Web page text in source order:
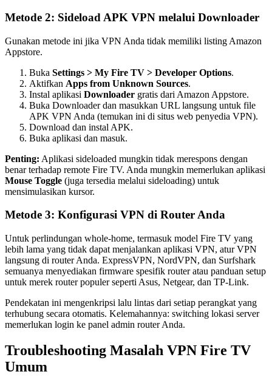
Metode 2: Sideload APK VPN melalui Downloader
Gunakan metode ini jika VPN Anda tidak memiliki listing Amazon
Appstore.
Buka Settings > My Fire TV > Developer Options.
Aktifkan Apps from Unknown Sources.
Instal aplikasi Downloader gratis dari Amazon Appstore.
Buka Downloader dan masukkan URL langsung untuk file
APK VPN Anda (temukan ini di situs web penyedia VPN).
Download dan instal APK.
Buka aplikasi dan masuk.
Penting: Aplikasi sideloaded mungkin tidak merespons dengan
benar terhadap remote Fire TV. Anda mungkin memerlukan aplikasi
Mouse Toggle (juga tersedia melalui sideloading) untuk
mensimulasikan kursor.
Metode 3: Konfigurasi VPN di Router Anda
Untuk perlindungan whole-home, termasuk model Fire TV yang
lebih lama yang tidak dapat menjalankan aplikasi VPN, atur VPN
langsung di router Anda. ExpressVPN, NordVPN, dan Surfshark
semuanya menyediakan firmware spesifik router atau panduan setup
untuk merek router populer seperti Asus, Netgear, dan TP-Link.
Pendekatan ini mengenkripsi lalu lintas dari setiap perangkat yang
terhubung secara otomatis. Kelemahannya: switching lokasi server
memerlukan login ke panel admin router Anda.
Troubleshooting Masalah VPN Fire TV
Umum